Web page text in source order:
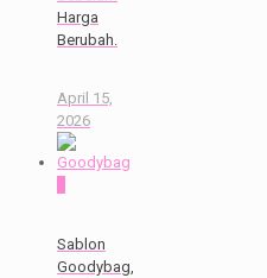
Harga
Berubah.
April 15,
2026
Sablon
Goodybag,